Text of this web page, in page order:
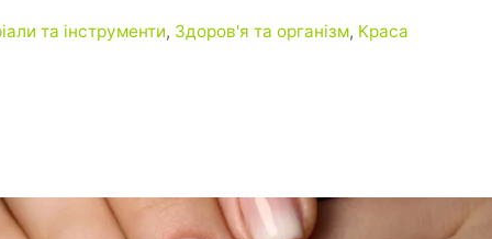
та інструменти, Здоров'я та організм, Краса